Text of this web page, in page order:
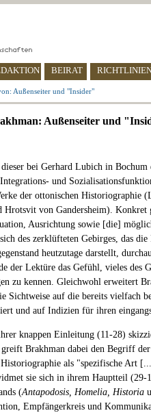
BEIRAT
Außenseiter und "Insider"
Außenseiter und
bei Gerhard Lubich in Bochum
und
der ottonischen Historiographie
Hrotsvit von Gandersheim). Konkret
Ausrichtung sowie [die]
des zerklüfteten Gebirges, das die
heutzutage darstellt,
der Lektüre das Gefühl, vieles des
zu kennen. Gleichwohl erweitert
Sichtweise auf die bereits vielfach
und auf Indizien für ihren
knappen Einleitung (11-28)
greift Brakhman dabei den Begriff
als "spezifische Art
sie sich in ihrem Hauptteil (29-
(Antapodosis, Homelia, Historia
Empfängerkreis und